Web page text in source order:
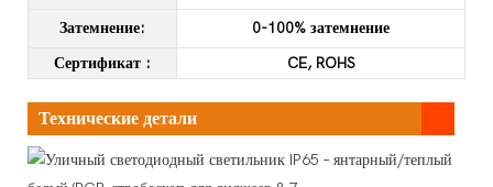
Затемнение:
0-100% затемнение
Сертификат : CE, ROHS
Технические детали